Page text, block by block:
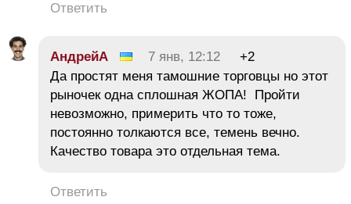
Ответить
АндрейА 7 янв, 12:12
+2
Да простят меня тамошние торговцы но этот
рыночек одна сплошная ЖОПА! Пройти
невозможно, примерить что то тоже,
постоянно толкаются все, темень вечно.
Качество товара это отдельная тема.
Ответить